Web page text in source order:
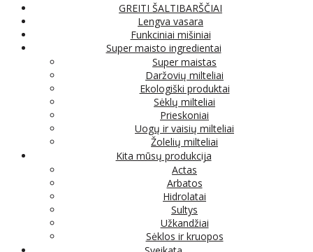
GREITI ŠALTIBARŠČIAI
Lengva vasara
Funkciniai mišiniai
Super maisto ingredientai
Super maistas
Daržovių milteliai
Ekologiški produktai
Sėklų milteliai
Prieskoniai
Uogų ir vaisių milteliai
Žolelių milteliai
Kita mūsų produkcija
Actas
Arbatos
Hidrolatai
Sultys
Užkandžiai
Sėklos ir kruopos